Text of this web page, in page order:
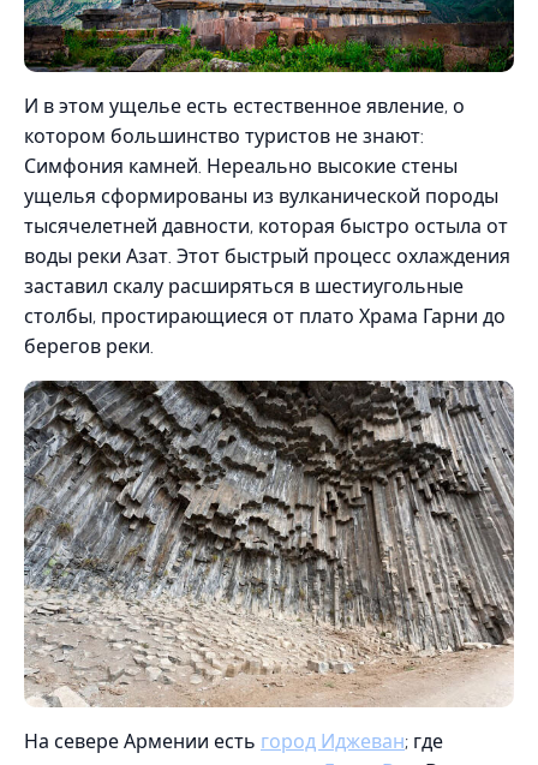
И в этом ущелье есть естественное явление, о
котором большинство туристов не знают:
Симфония камней. Нереально высокие стены
ущелья сформированы из вулканической породы
тысячелетней давности, которая быстро остыла от
воды реки Азат. Этот быстрый процесс охлаждения
заставил скалу расширяться в шестиугольные
столбы, простирающиеся от плато Храма Гарни до
берегов реки.
На севере Армении есть город Иджеван; где